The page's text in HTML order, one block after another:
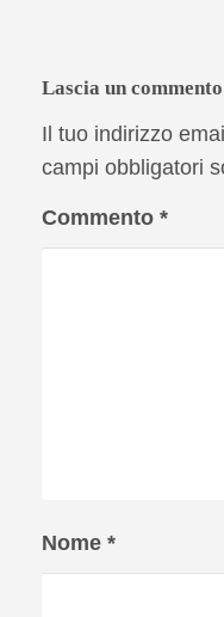
Lascia un commento
Il tuo indirizzo
campi obbligatori
Commento *
Nome *